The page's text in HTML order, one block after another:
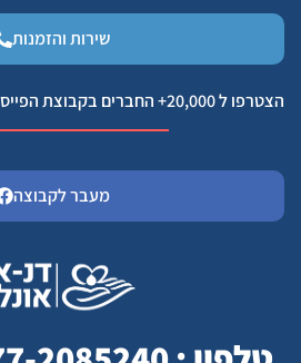
שירות והזמנות
הצטרפו ל 20,000+ החברים בקבוצת הפייסבוק שלנו ״מטפלים בהורים
מעבר לקבוצה